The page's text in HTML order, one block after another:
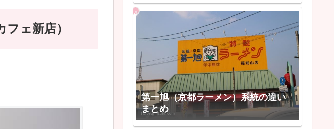
ェ新店）
第一旭（京都ラーメン）系統の違い
まとめ